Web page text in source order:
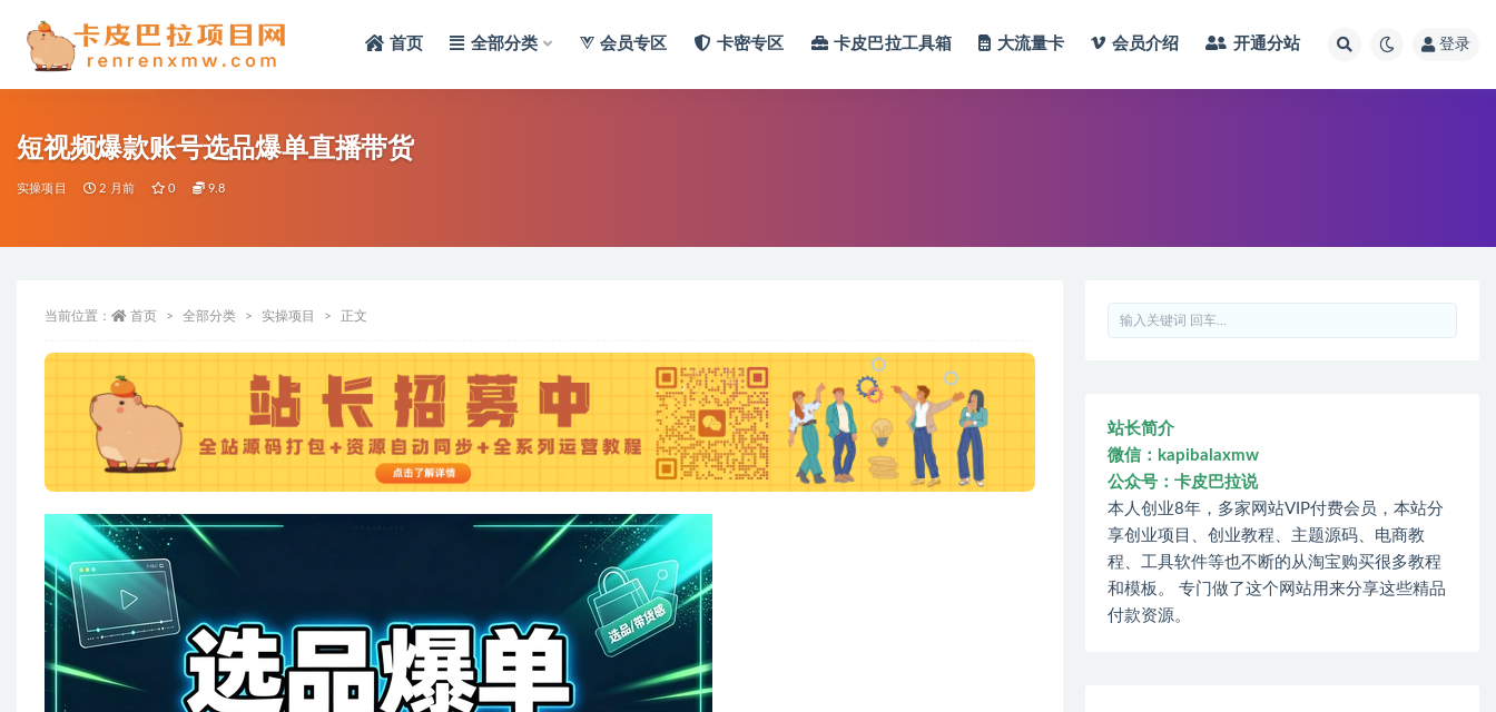
首页 全部分类 会员专区 卡密专区 卡皮巴拉工具箱 大流量卡 会员介绍 开通分站 登录
短视频爆款账号选品爆单直播带货
实操项目 2 月前 0 9.8
当前位置： 首页 全部分类 实操项目 正文
站长简介
微信：kapibalaxmw
公众号：卡皮巴拉说
本人创业8年，多家网站VIP付费会员，本站分
享创业项目、创业教程、主题源码、电商教
程、工具软件等也不断的从淘宝购买很多教程
和模板。 专门做了这个网站用来分享这些精品
付款资源。